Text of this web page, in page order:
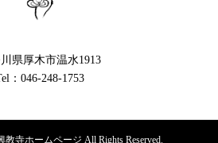
県厚木市温水1913
：046-248-1753
寺ホームページ All Rights Reserved.